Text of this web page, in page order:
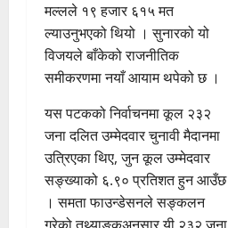
मल्लले १९ हजार ६१५ मत
ल्याउनुभएको थियो । सुनारको यो
विजयले बाँकेको राजनीतिक
समीकरणमा नयाँ आयाम थपेको छ ।
यस पटकको निर्वाचनमा कूल २३२
जना दलित उम्मेदवार चुनावी मैदानमा
उत्रिएका थिए, जुन कूल उम्मेदवार
सङ्ख्याको ६.९० प्रतिशत हुन आउँछ
। समता फाउन्डेसनले सङ्कलन